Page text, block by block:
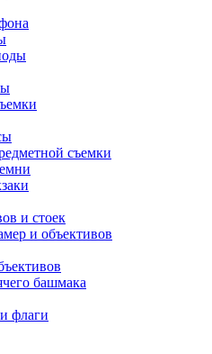
съемки
и стоек
и объективов
башмака
флаги